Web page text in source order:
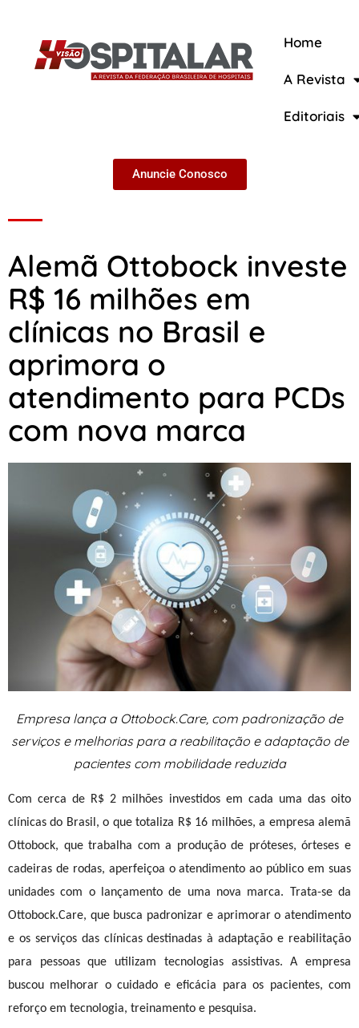
Home
A Revista
Editoriais
Anuncie Conosco
Alemã Ottobock investe
R$ 16 milhões em
clínicas no Brasil e
aprimora o
atendimento para PCDs
com nova marca
Empresa lança a Ottobock.Care, com padronização de
serviços e melhorias para a reabilitação e adaptação de
pacientes com mobilidade reduzida
Com cerca de R$ 2 milhões investidos em cada uma das oito
clínicas do Brasil, o que totaliza R$ 16 milhões, a empresa alemã
Ottobock, que trabalha com a produção de próteses, órteses e
cadeiras de rodas, aperfeiçoa o atendimento ao público em suas
unidades com o lançamento de uma nova marca. Trata-se da
Ottobock.Care, que busca padronizar e aprimorar o atendimento
e os serviços das clínicas destinadas à adaptação e reabilitação
para pessoas que utilizam tecnologias assistivas. A empresa
buscou melhorar o cuidado e eficácia para os pacientes, com
reforço em tecnologia, treinamento e pesquisa.